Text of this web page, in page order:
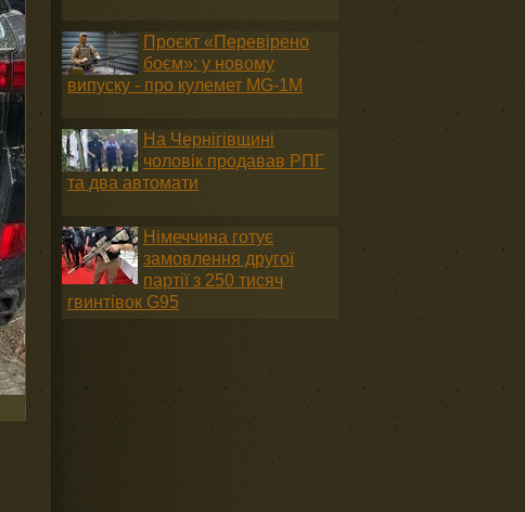
Проєкт «Перевірено
боєм»: у новому
випуску - про кулемет MG-1М
На Чернігівщині
чоловік продавав РПГ
та два автомати
Німеччина готує
замовлення другої
партії з 250 тисяч
гвинтівок G95